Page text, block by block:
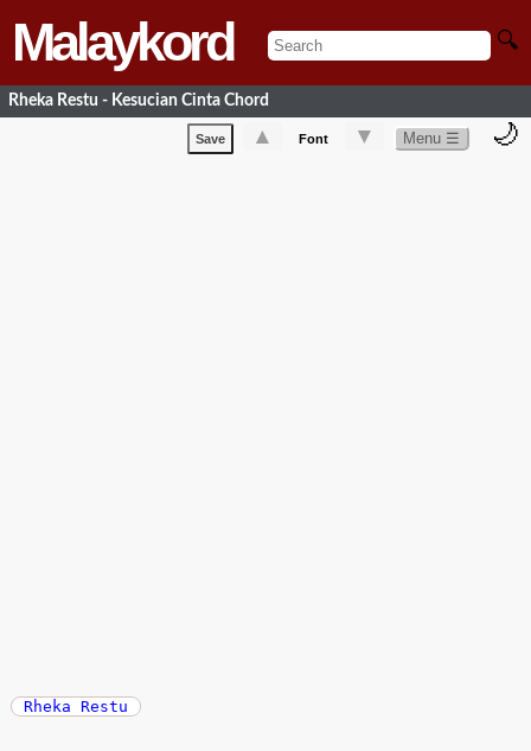
Malaykord 🔍
Rheka Restu - Kesucian Cinta Chord
Save ▲ Font ▼ Menu ☰ 🌙
Rheka Restu